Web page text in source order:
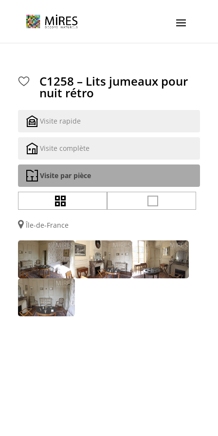
C1258 – Lits jumeaux pour
nuit rétro
Visite rapide
Visite complète
Visite par pièce
Île-de-France